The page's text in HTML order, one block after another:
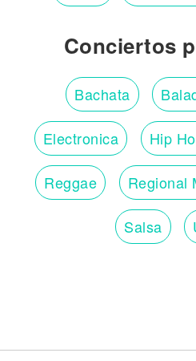
Conciertos
Bachata
Electronica Hip
Reggae Regional
Salsa